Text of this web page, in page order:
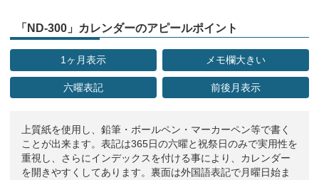
「ND-300」カレンダーのアピールポイント
1ヶ月表示 メモ欄大きい
六曜表記 前後月表示
上質紙を使用し、鉛筆・ボールペン・マーカーペン等で書く
ことが出来ます。表記は365日の六曜と祝祭日のみで実用性を
重視し、さらにインデックスを付ける事により、カレンダー
を開きやすくしてあります。裏面は外国語表記で月曜日始ま